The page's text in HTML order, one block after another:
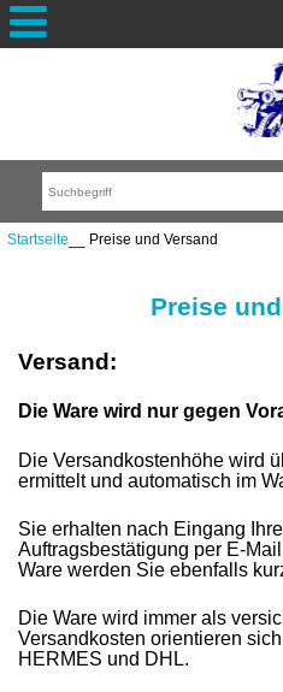
Startseite __ Preise und Versand
Preise
Versand:
Die Ware wird nur gegen
Die Versandkostenhöhe wird
ermittelt undautomatisch im
Sie erhalten nach Eingang
Auftragsbestätigung per E-
Ware werden Sie ebenfalls
Die Ware wird immer als
Versandkosten orientieren
HERMES und DHL.